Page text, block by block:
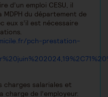
d’un emploi CESU, il
du département de
eux s’il est nécessaire
pch-prestation-
salariales et
charge de l’employeur.